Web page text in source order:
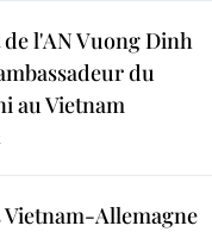
l'AN Vuong Dinh
du
au Vietnam
Vietnam-Allemagne